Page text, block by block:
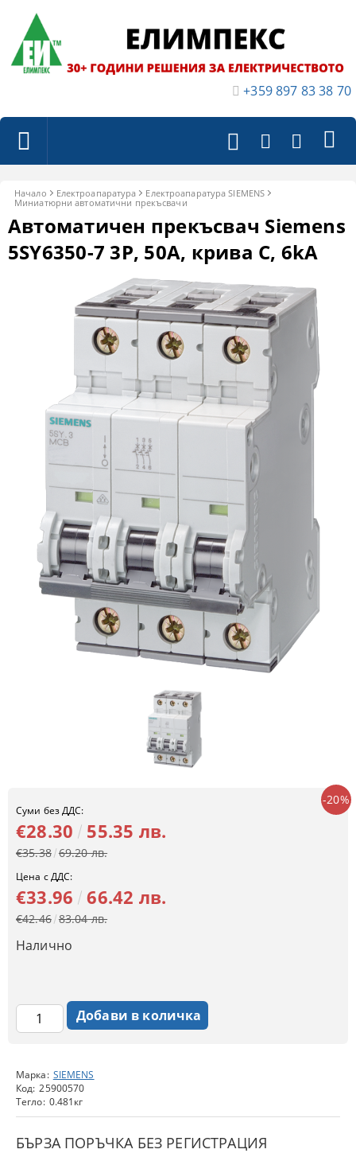
+359 897 83 38 70
Начало Електроапаратура
Електроапаратура SIEMENS
Миниатюрни автоматични прекъсвачи
Автоматичен прекъсвач Siemens
5SY6350-7 3P, 50A, крива C, 6kA
Марка: SIEMENS
Код: 25900570
Тегло: 0.481кг
БЪРЗА ПОРЪЧКА БЕЗ РЕГИСТРАЦИЯ
-20%
Суми без ДДС:
€28.30 55.35 лв.
€35.38 69.20 лв.
Цена с ДДС:
€33.96 66.42 лв.
€42.46 83.04 лв.
Налично